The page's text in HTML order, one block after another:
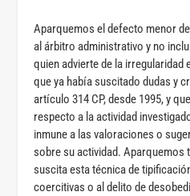
Aparquemos el defecto menor
al árbitro administrativo y no
quien advierte de la irregularidad
que ya había suscitado dudas y
artículo 314 CP, desde 1995, y
respecto a la actividad
inmune a las valoraciones o
sobre su actividad. Aparquemos
suscita esta técnica de
coercitivas o al delito de